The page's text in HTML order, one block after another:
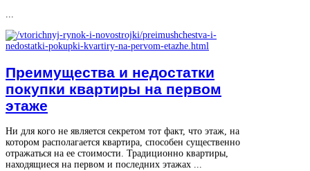
...
Преимущества и недостатки
покупки квартиры на первом
этаже
Ни для кого не является секретом тот факт, что этаж, на
котором располагается квартира, способен существенно
отражаться на ее стоимости. Традиционно квартиры,
находящиеся на первом и последних этажах ...